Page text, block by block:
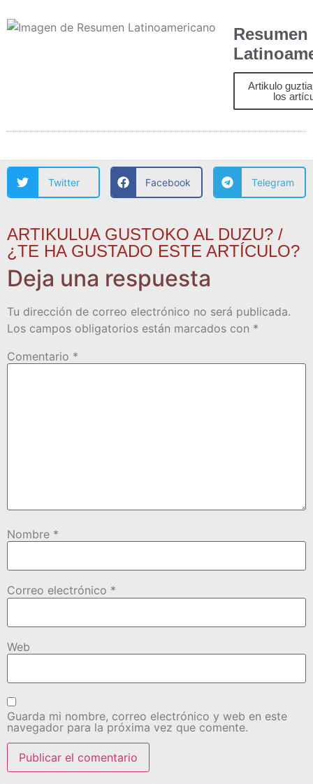
Resumen
Artikulo
los
Twitter Facebook Telegram
ARTIKULUA GUSTOKO AL DUZU? /
¿TE HA GUSTADO ESTE ARTÍCULO?
Deja una respuesta
Tu dirección de correo electrónico no será publicada.
Los campos obligatorios están marcados con *
Comentario *
Nombre *
Correo electrónico *
Web
Guarda mi nombre, correo electrónico y web en este
navegador para la próxima vez que comente.